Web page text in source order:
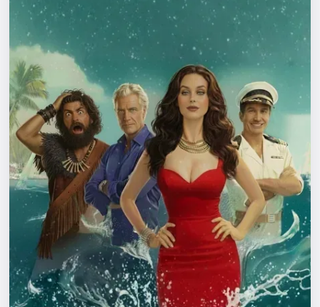
Квесты
Экскурсии
Спорт
События
Города
Площадки
Артисты
Рейтинги